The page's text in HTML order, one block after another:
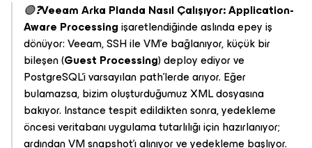
🟢❓Veeam Arka Planda Nasıl Çalışıyor: Application-
Aware Processingişaretlendiğinde aslında epey iş
dönüyor: Veeam, SSH ile VM’e bağlanıyor, küçük bir
bileşen (Guest Processing) deploy ediyor ve
PostgreSQL’i varsayılan path’lerde arıyor. Eğer
bulamazsa, bizim oluşturduğumuz XML dosyasına
bakıyor. Instance tespit edildikten sonra, yedekleme
öncesi veritabanı uygulama tutarlılığı için hazırlanıyor;
ardından VM snapshot’ı alınıyor ve yedekleme başlıyor.